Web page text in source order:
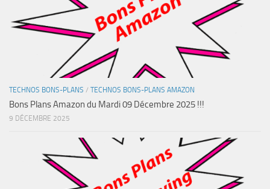
TECHNOS BONS-PLANS / TECHNOS BONS-PLANS AMAZON
Bons Plans Amazon du Mardi 09 Décembre 2025 !!!
9 DÉCEMBRE 2025